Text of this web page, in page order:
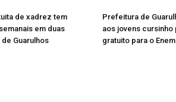
de xadrez tem
em duas
Guarulhos
Prefeitura de
aos jovens
gratuito para o Enem